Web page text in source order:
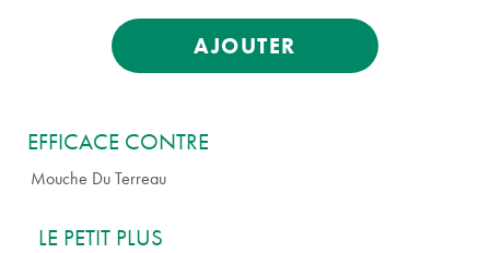
AJOUTER
EFFICACE CONTRE
Mouche Du Terreau
LE PETIT PLUS